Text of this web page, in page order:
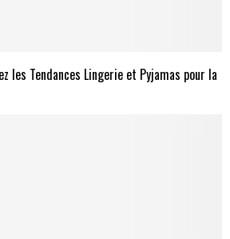
les Tendances Lingerie et Pyjamas pour la